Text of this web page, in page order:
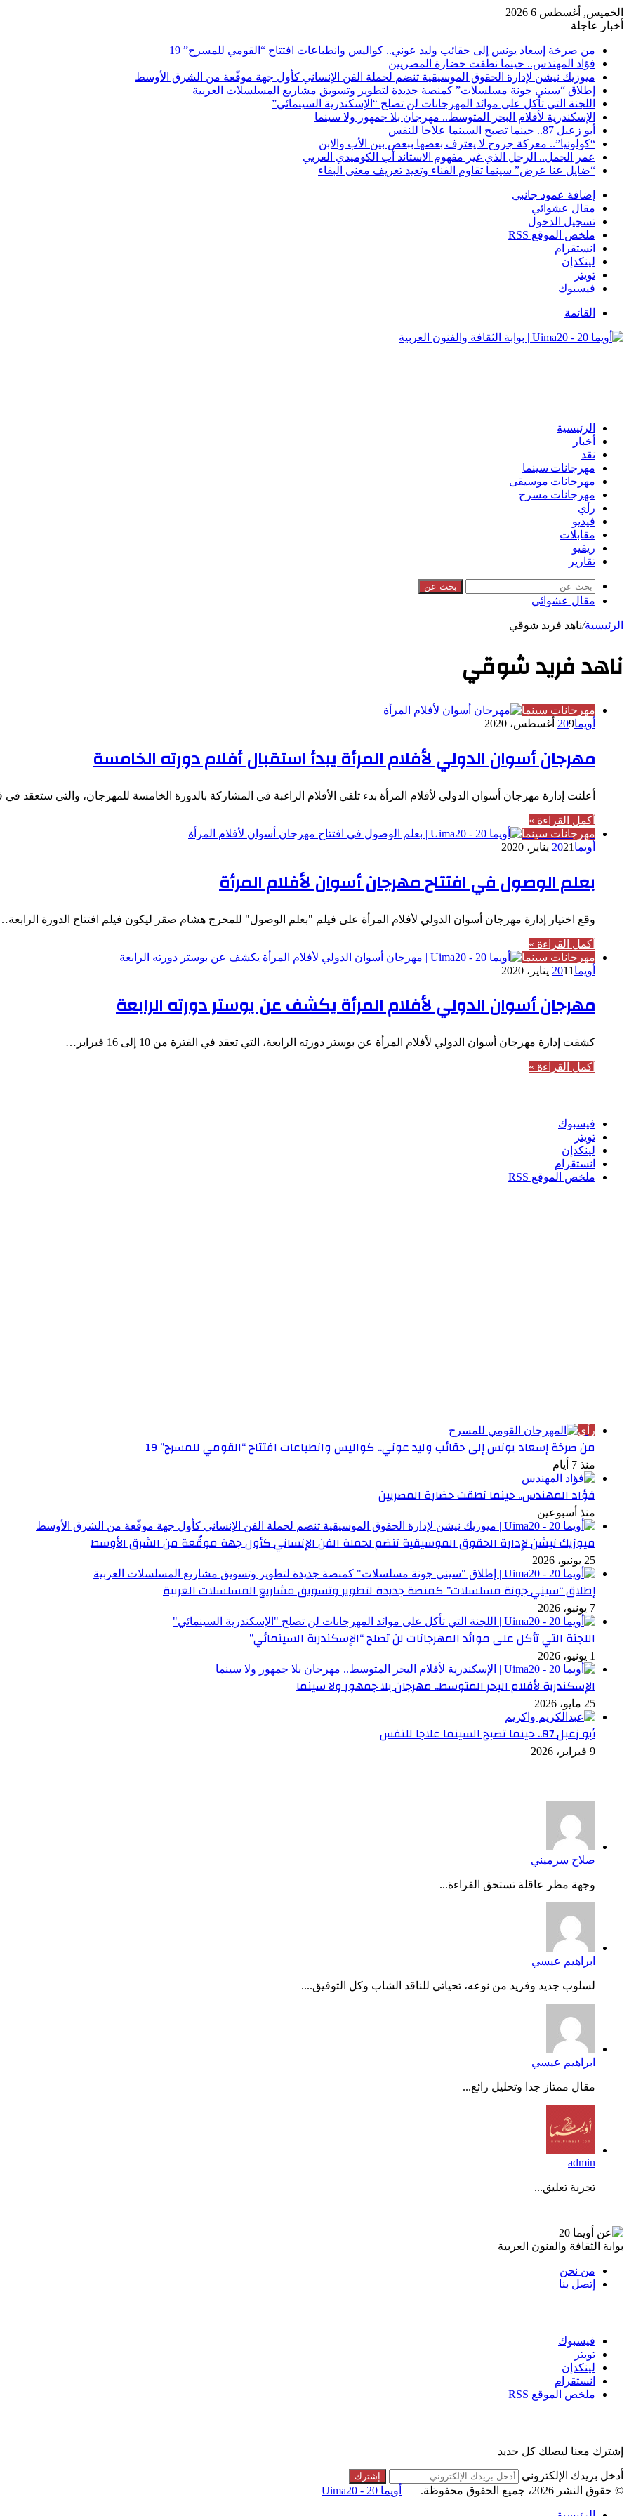
الخميس, أغسطس 6 2026
أخبار عاجلة
من صرخة إسعاد يونس إلى حقائب وليد عوني.. كواليس وانطباعات افتتاح “القومي للمسرح” 19
فؤاد المهندس.. حينما نطقت حضارة المصريين
ميوزيك نيشن لإدارة الحقوق الموسيقية تنضم لحملة الفن الإنساني كأول جهة موقّعة من الشرق الأوسط
إطلاق “سيني جونة مسلسلات” كمنصة جديدة لتطوير وتسويق مشاريع المسلسلات العربية
اللجنة التي تأكل على موائد المهرجانات لن تصلح “الإسكندرية السينمائي”
الإسكندرية لأفلام البحر المتوسط.. مهرجان بلا جمهور ولا سينما
أبو زعبل 87.. حينما تصبح السينما علاجا للنفس
“كولونيا”.. معركة جروح لا يعترف بعضها ببعض بين الأب والابن
عمر الجمل.. الرجل الذي غير مفهوم الاستاند أب الكوميدي العربي
“ضايل عنا عرض” سينما تقاوم الفناء وتعيد تعريف معنى البقاء
إضافة عمود جانبي
مقال عشوائي
تسجيل الدخول
ملخص الموقع RSS
انستقرام
لينكدإن
تويتر
فيسبوك
القائمة
الرئيسية
أخبار
نقد
مهرجانات سينما
مهرجانات موسيقى
مهرجانات مسرح
رأي
فيديو
مقابلات
ريفيو
تقارير
بحث عن
مقال عشوائي
الرئيسية/ناهد فريد شوقي
ناهد فريد شوقي
مهرجانات سينما
أويما209 أغسطس، 2020
مهرجان أسوان الدولي لأفلام المرأة يبدأ استقبال أفلام دورته الخامسة
أعلنت إدارة مهرجان أسوان الدولي لأفلام المرأة بدء تلقي الأفلام الراغبة في المشاركة بالدورة الخامسة للمهرجان، والتي ستعقد في
أكمل القراءة »
مهرجانات سينما
أويما20 21 يناير، 2020
بعلم الوصول في افتتاح مهرجان أسوان لأفلام المرأة
وقع اختيار إدارة مهرجان أسوان الدولي لأفلام المرأة على فيلم "بعلم الوصول" للمخرج هشام صقر ليكون فيلم افتتاح الدورة
أكمل القراءة »
مهرجانات سينما
أويما20 11 يناير، 2020
مهرجان أسوان الدولي لأفلام المرأة يكشف عن بوستر دورته الرابعة
كشفت إدارة مهرجان أسوان الدولي لأفلام المرأة عن بوستر دورته الرابعة، التي تعقد في الفترة من 10 إلى 16 فبراير…
أكمل القراءة »
فيسبوك
تويتر
لينكدإن
انستقرام
ملخص الموقع RSS
رأي
من صرخة إسعاد يونس إلى حقائب وليد عوني.. كواليس وانطباعات افتتاح “القومي للمسرح” 19
منذ 7 أيام
فؤاد المهندس.. حينما نطقت حضارة المصريين
منذ أسبوعين
ميوزيك نيشن لإدارة الحقوق الموسيقية تنضم لحملة الفن الإنساني كأول جهة موقّعة من الشرق الأوسط
25 يونيو، 2026
إطلاق “سيني جونة مسلسلات” كمنصة جديدة لتطوير وتسويق مشاريع المسلسلات العربية
7 يونيو، 2026
اللجنة التي تأكل على موائد المهرجانات لن تصلح “الإسكندرية السينمائي”
1 يونيو، 2026
الإسكندرية لأفلام البحر المتوسط.. مهرجان بلا جمهور ولا سينما
25 مايو، 2026
أبو زعبل 87.. حينما تصبح السينما علاجا للنفس
9 فبراير، 2026
صلاح سرميني
وجهة مظر عاقلة تستحق القراءة...
ابراهيم عيسي
لسلوب جديد وفريد من نوعه، تحياتي للناقد الشاب وكل التوفيق....
ابراهيم عيسي
مقال ممتاز جدا وتحليل رائع...
admin
تجربة تعليق...
بوابة الثقافة والفنون العربية
من نحن
إتصل بنا
فيسبوك
تويتر
لينكدإن
انستقرام
ملخص الموقع RSS
إشترك معنا ليصلك كل جديد
أدخل بريدك الإلكتروني
© حقوق النشر 2026، جميع الحقوق محفوظة. |
أويما 20 - Uima20